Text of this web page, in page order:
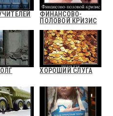
ФИНАНСОВО-
ПОЛОВОЙ КРИЗИС
ХОРОШИЙ СЛУГА